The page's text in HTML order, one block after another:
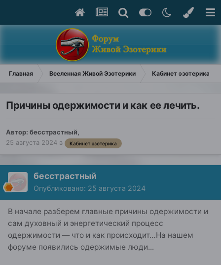
Главная Вселенная Живой Эзотерики Кабинет эзотерика
Причины одержимости и как ее лечить.
Автор: бесстрастный,
25 августа 2024 в Кабинет эзотерика
бесстрастный
Опубликовано: 25 августа 2024
В начале разберем главные причины одержимости и
сам духовный и энергетический процесс
одержимости — что и как происходит…На нашем
форуме появились одержимые люди...